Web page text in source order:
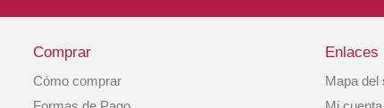
Rodillo Quitapelos Antibacterias Pelú
Comprar
Cómo comprar
Enlaces
Mapa del